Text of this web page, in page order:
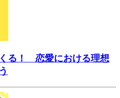
る！ 恋愛における理想